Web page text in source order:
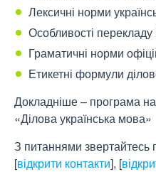
Лексичні норми
Особливості перекладу
Граматичні норми
Етикетні формули
Докладніше – програма
«Ділова українська мова»
З питаннями звертайтесь
[відкрити контакти], [